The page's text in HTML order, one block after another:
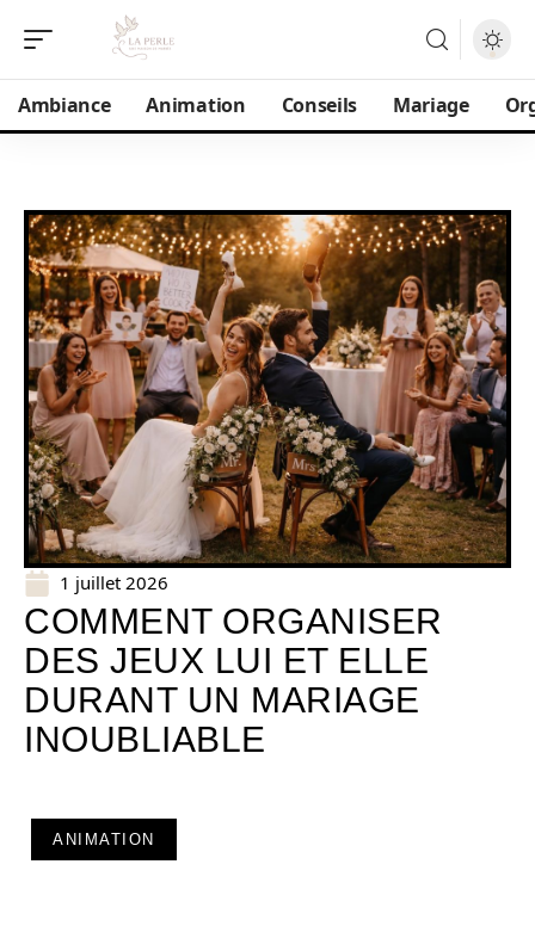
Ambiance Animation Conseils Mariage
1 juillet 2026
COMMENT ORGANISER
DES JEUX LUI ET ELLE
DURANT UN MARIAGE
INOUBLIABLE
ANIMATION